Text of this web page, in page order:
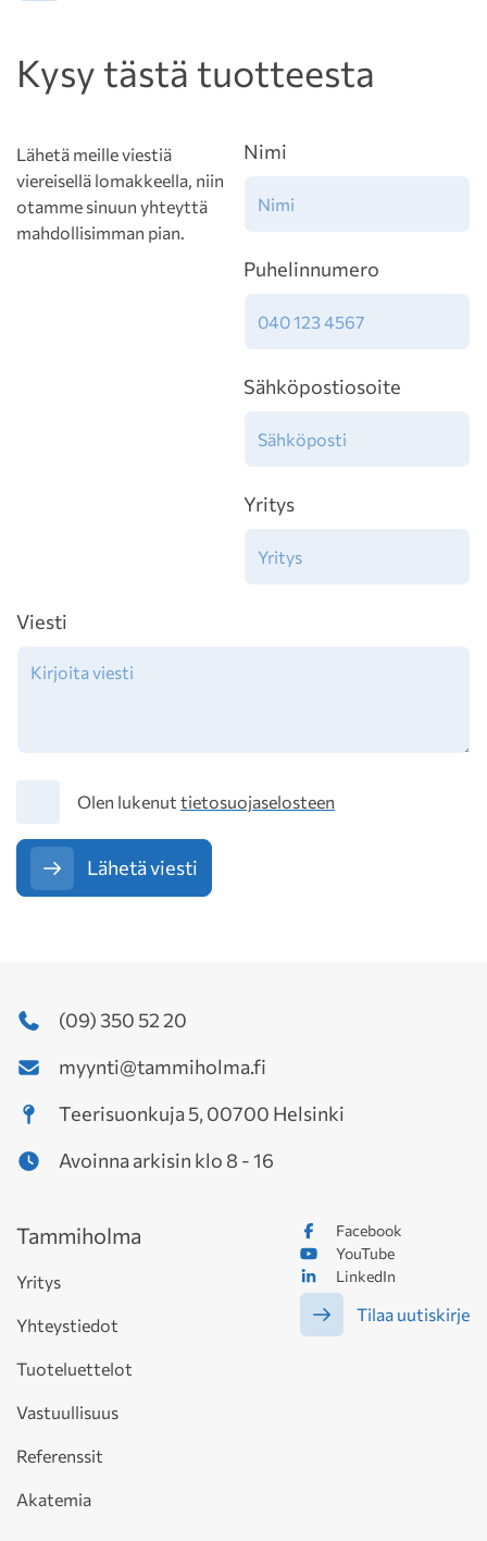
Kysy tästä tuotteesta
Lähetä meille viestiä
viereisellä lomakkeella, niin
otamme sinuun yhteyttä
mahdollisimman pian.
Nimi
Puhelinnumero
Sähköpostiosoite
Yritys
Viesti
TietosuojaOlen lukenut tietosuojaselosteen
Lähetä viesti
(09) 350 52 20
myynti@tammiholma.fi
Teerisuonkuja 5, 00700 Helsinki
Avoinna arkisin klo 8 - 16
Facebook
YouTube
LinkedIn
Tilaa uutiskirje
Tammiholma
Yritys
Yhteystiedot
Tuoteluettelot
Vastuullisuus
Referenssit
Akatemia